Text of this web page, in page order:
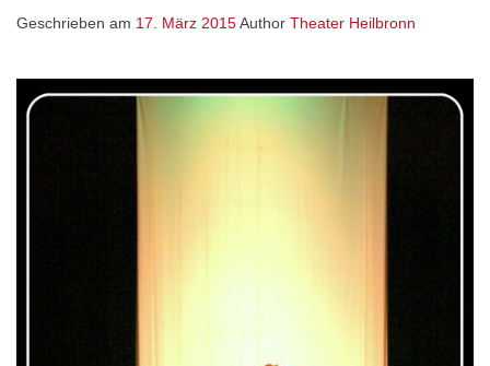
Geschrieben am 17. März 2015Author Theater Heilbronn